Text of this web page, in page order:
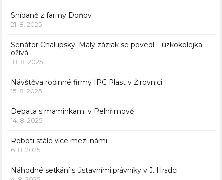
Snídaně z farmy Doňov
21. 8. 2025
Senátor Chalupský: Malý zázrak se povedl – úzkokolejka
ožívá
18. 8. 2025
Návštěva rodinné firmy IPC Plast v Žirovnici
15. 8. 2025
Debata s maminkami v Pelhřimově
14. 8. 2025
Roboti stále více mezi námi
6. 8. 2025
Náhodné setkání s ústavními právníky v J. Hradci